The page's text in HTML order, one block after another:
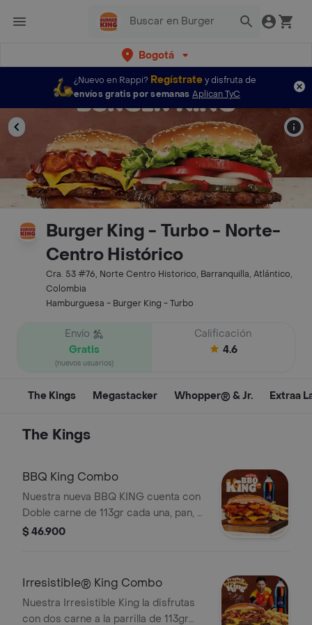
Bogotá
¿Nuevo en Rappi? Regístratey disfruta de
envíos gratis por semanas Aplican TyC
Burger King - Turbo - Norte-
Centro Histórico
Cra. 53 #76, Norte Centro Historico, Barranquilla, Atlántico,
Colombia
Hamburguesa - Burger King - Turbo
Envío
Gratis
(nuevos usuarios)
Calificación
4.6
The Kings Megastacker Whopper® & Jr. Extraa
The Kings
BBQ King Combo
Nuestra nueva BBQ KING cuenta con
Doble carne de 113gr cada una, pan, 4
lascas de queso americano, 3 medias
mayonesa 21 g. Una mordida y
entenderás por qué estos aros de
cebolla son únicos en Colombia.
$ 46.900
Irresistible® King Combo
Nuestra Irresistible King la disfrutas
con dos carne a la parrilla de 113gr